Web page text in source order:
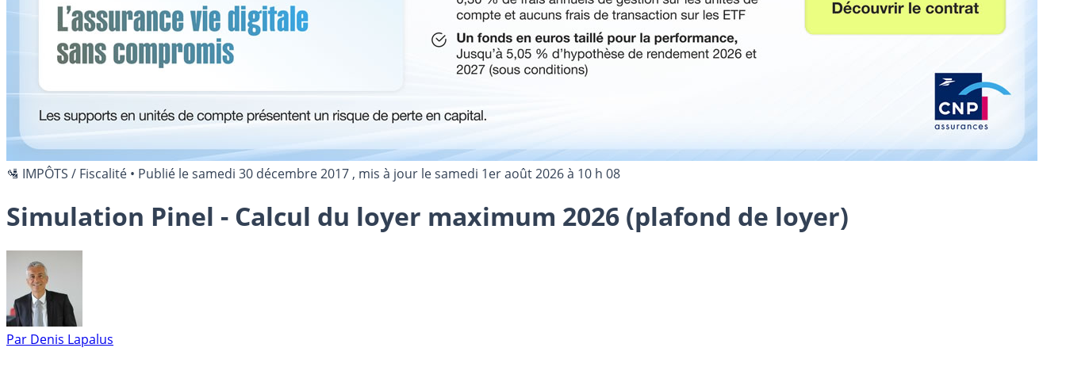
🛂 IMPÔTS / Fiscalité • Publié lesamedi 30 décembre 2017 , mis à jour lesamedi 1er août 2026 à 10 h 08
Simulation Pinel - Calcul du loyer maximum 2026 (plafond de loyer)
Par Denis Lapalus